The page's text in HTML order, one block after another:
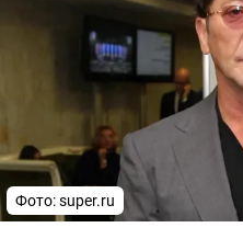
Фото: super.ru